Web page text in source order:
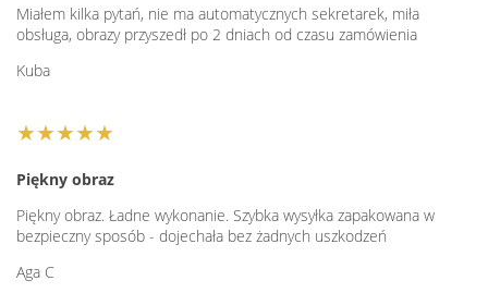
Miałem kilka pytań, nie ma automatycznych sekretarek, miła
obsługa, obrazy przyszedł po 2 dniach od czasu zamówienia
Kuba
★★★★★
Piękny obraz
Piękny obraz. Ładne wykonanie. Szybka wysyłka zapakowana w
bezpieczny sposób - dojechała bez żadnych uszkodzeń
Aga C